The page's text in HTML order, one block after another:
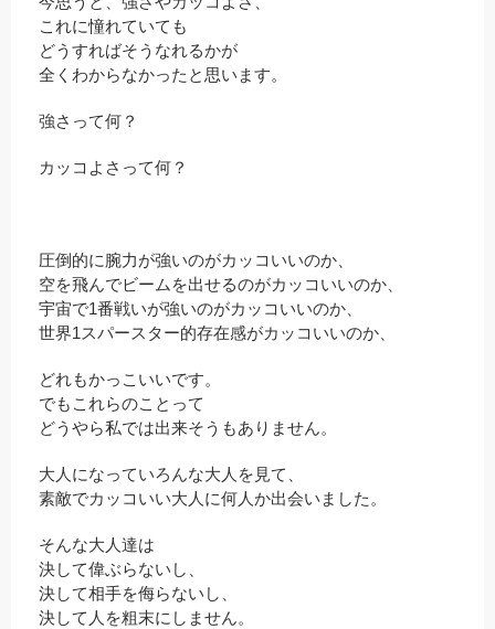
これに憧れていても
どうすればそうなれるかが
全くわからなかったと思います。
強さって何？
カッコよさって何？
圧倒的に腕力が強いのがカッコいいのか、
空を飛んでビームを出せるのがカッコいいのか、
宇宙で1番戦いが強いのがカッコいいのか、
世界1スパースター的存在感がカッコいいのか、
どれもかっこいいです。
でもこれらのことって
どうやら私では出来そうもありません。
大人になっていろんな大人を見て、
素敵でカッコいい大人に何人か出会いました。
そんな大人達は
決して偉ぶらないし、
決して相手を侮らないし、
決して人を粗末にしません。